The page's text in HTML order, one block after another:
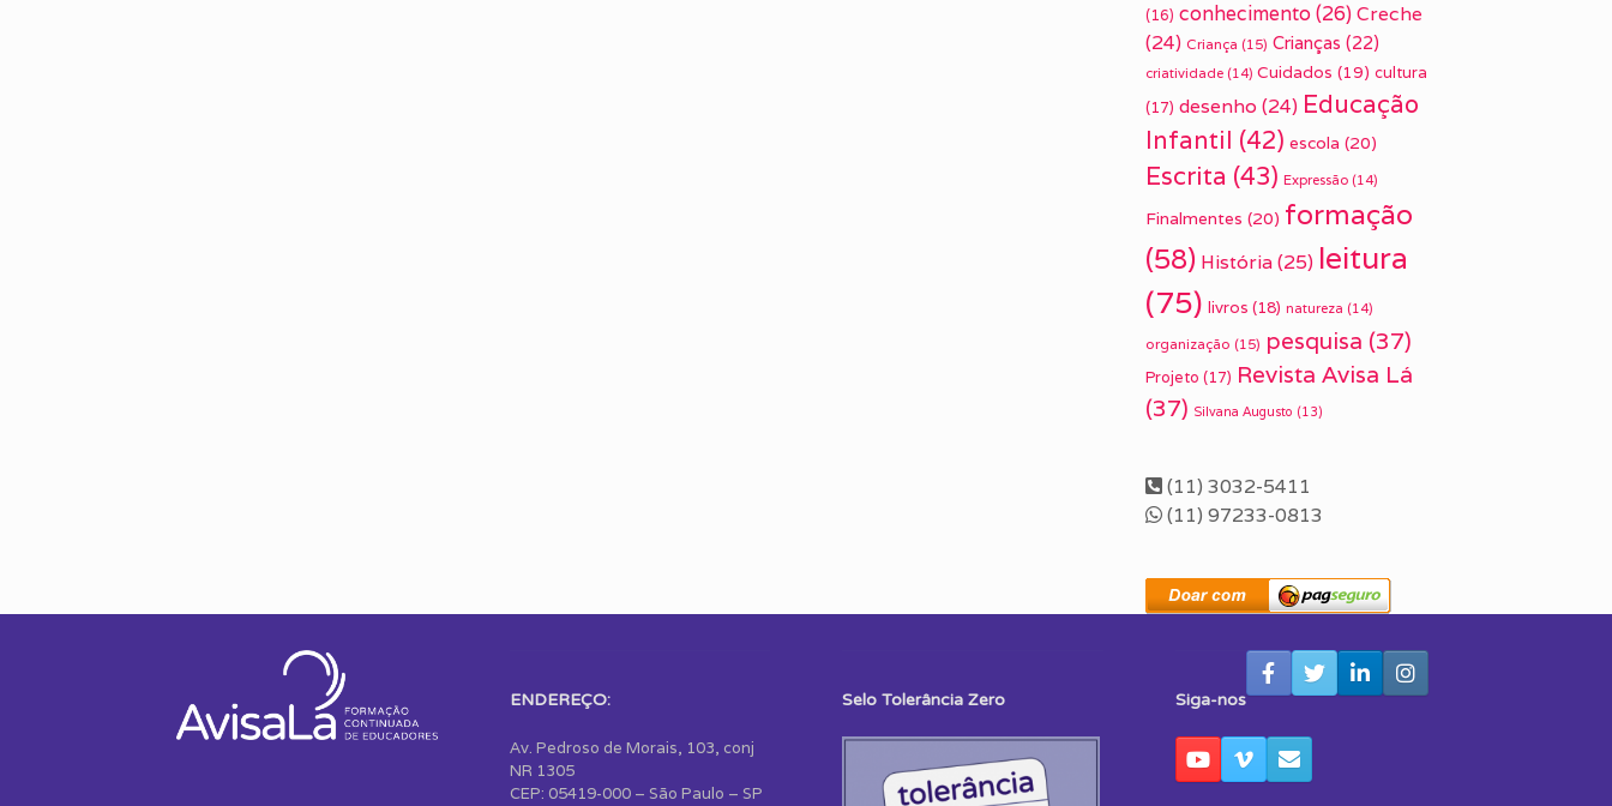
(16) conhecimento(26) Creche
(24) Criança (15) Crianças (22)
criatividade (14) Cuidados (19) cultura
(17) desenho (24) Educação
Infantil (42) escola (20)
Escrita (43) Expressão (14)
Finalmentes (20) formação
(58) História(25) leitura
(75) livros (18) natureza (14)
organização (15) pesquisa (37)
Projeto (17) Revista Avisa Lá
(37) Silvana Augusto (13)
(11) 3032-5411
(11) 97233-0813
ENDEREÇO:
Av. Pedroso de Morais, 103, conj
NR 1305
CEP: 05419-000 – São Paulo – SP
Selo Tolerância Zero Siga-nos